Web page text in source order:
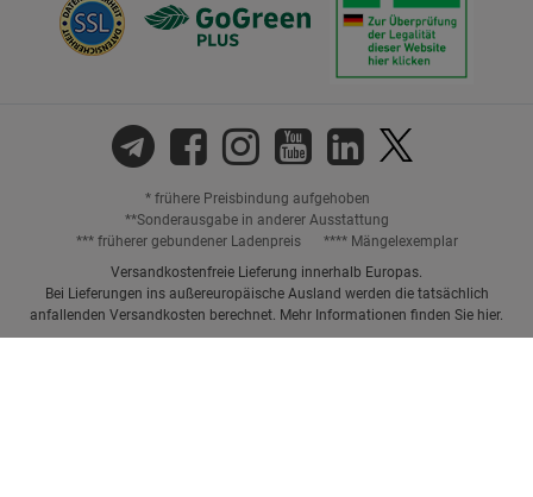
* frühere Preisbindung aufgehoben
**Sonderausgabe in anderer Ausstattung
*** früherer gebundener Ladenpreis
**** Mängelexemplar
Versandkostenfreie Lieferung innerhalb Europas.
Bei Lieferungen ins außereuropäische Ausland werden die tatsächlich
anfallenden Versandkosten berechnet. Mehr Informationen finden Sie hier.